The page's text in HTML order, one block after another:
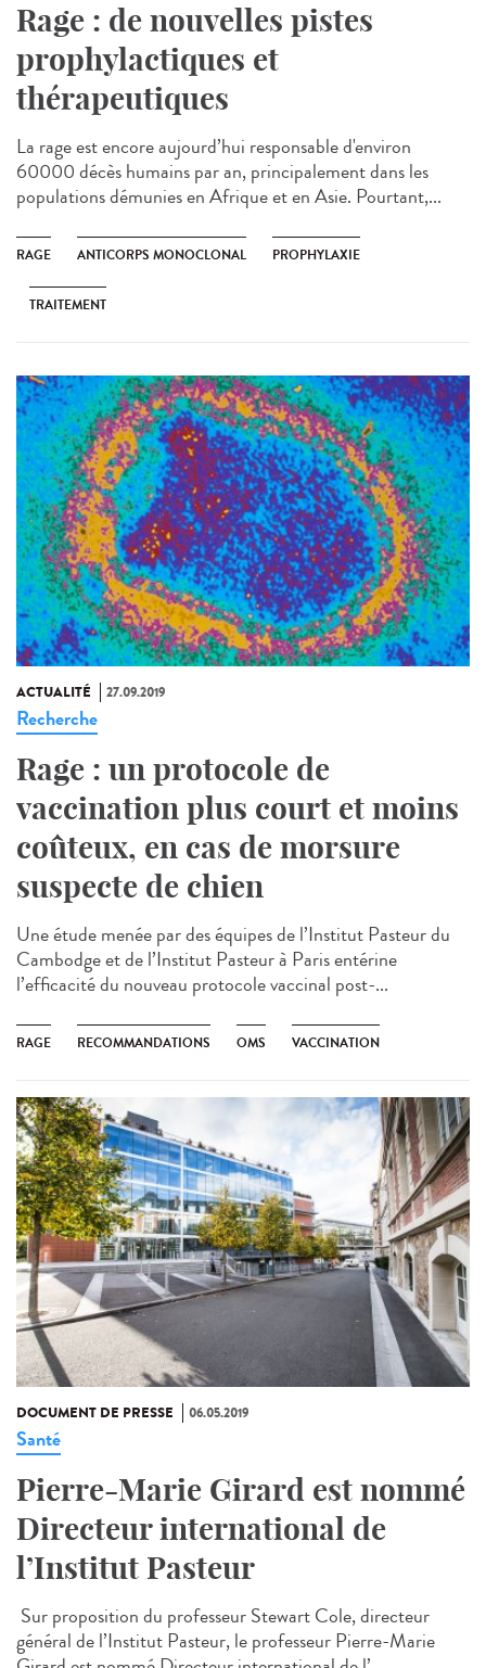
Rage : de nouvelles pistes
prophylactiques et
thérapeutiques
La rage est encore aujourd’hui responsable d'environ
60000 décès humains par an, principalement dans les
populations démunies en Afrique et en Asie. Pourtant,...
RAGE ANTICORPS MONOCLONAL PROPHYLAXIE
TRAITEMENT
ACTUALITÉ 27.09.2019
Recherche
Rage : un protocole de
vaccination plus court et moins
coûteux, en cas de morsure
suspecte de chien
Une étude menée par des équipes de l’Institut Pasteur du
Cambodge et de l’Institut Pasteur à Paris entérine
l’efficacité du nouveau protocole vaccinal post-...
RAGE RECOMMANDATIONS OMS VACCINATION
DOCUMENT DE PRESSE 06.05.2019
Santé
Pierre-Marie Girard est nommé
Directeur international de
l’Institut Pasteur
Sur proposition du professeur Stewart Cole, directeur
général de l’Institut Pasteur, le professeur Pierre-Marie